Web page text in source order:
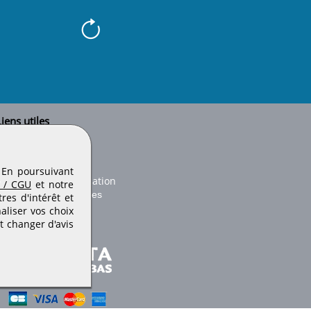
utiles
Conseils d'utilisation
de publication
des cookies
poursuivant
/ CGU et notre
d'intérêt et
vos choix
changer d'avis